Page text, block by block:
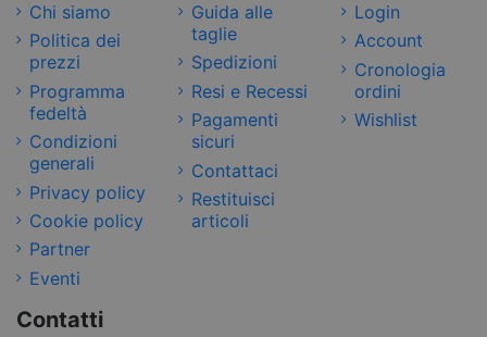
Chi siamo
Politica dei
prezzi
Programma
fedeltà
Condizioni
generali
Privacy policy
Cookie policy
Partner
Eventi
Guida alle
taglie
Spedizioni
Resi e Recessi
Pagamenti
sicuri
Contattaci
Restituisci
articoli
Login
Account
Cronologia
ordini
Wishlist
Contatti